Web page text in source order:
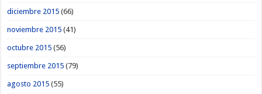
diciembre 2015 (66)
noviembre 2015 (41)
octubre 2015 (56)
septiembre 2015 (79)
agosto 2015 (55)